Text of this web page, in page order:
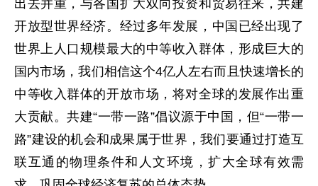
出去并重，与各国扩大双向投资和贸易往来，共建
开放型世界经济。经过多年发展，中国已经出现了
世界上人口规模最大的中等收入群体，形成巨大的
国内市场，我们相信这个4亿人左右而且快速增长的
中等收入群体的开放市场，将对全球的发展作出重
大贡献。共建“一带一路”倡议源于中国，但“一带一
路”建设的机会和成果属于世界，我们要通过打造互
联互通的物理条件和人文环境，扩大全球有效需